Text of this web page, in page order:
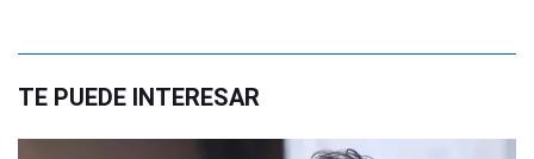
TE PUEDE INTERESAR